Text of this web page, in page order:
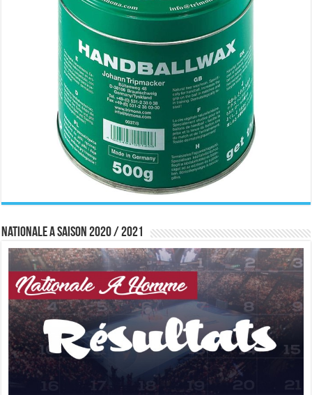
Nationale A saison 2020 / 2021